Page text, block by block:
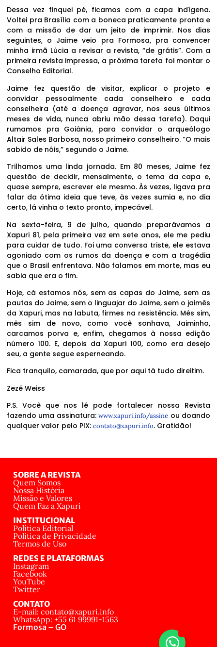
Dessa vez finquei pé, ficamos com a capa indígena.
Voltei pra Brasília com a boneca praticamente pronta e
com a missão de dar um jeito de imprimir. Nos dias
seguintes, o Jaime veio pra Formosa, pra convencer
minha irmã Lúcia a revisar a revista, “de grátis”. Com a
primeira revista impressa, a próxima tarefa foi montar o
Conselho Editorial.
Jaime fez questão de visitar, explicar o projeto e
convidar pessoalmente cada conselheiro e cada
conselheira (até a doença agravar, nos seus últimos
meses de vida, nunca abriu mão dessa tarefa). Daqui
rumamos pra Goiânia, para convidar o arqueólogo
Altair Sales Barbosa, nosso primeiro conselheiro. “O mais
sabido de nóis,” segundo o Jaime.
Trilhamos uma linda jornada. Em 80 meses, Jaime fez
questão de decidir, mensalmente, o tema da capa e,
quase sempre, escrever ele mesmo. Às vezes, ligava pra
falar da ótima ideia que teve, às vezes sumia e, no dia
certo, lá vinha o texto pronto, impecável.
Na sexta-feira, 9 de julho, quando preparávamos a
Xapuri 81, pela primeira vez em sete anos, ele me pediu
para cuidar de tudo. Foi uma conversa triste, ele estava
agoniado com os rumos da doença e com a tragédia
que o Brasil enfrentava. Não falamos em morte, mas eu
sabia que era o fim.
Hoje, cá estamos nós, sem as capas do Jaime, sem as
pautas do Jaime, sem o linguajar do Jaime, sem o jaimês
da Xapuri, mas na labuta, firmes na resistência. Mês sim,
mês sim de novo, como você sonhava, Jaiminho,
carcamos porva e, enfim, chegamos à nossa edição
número 100. E, depois da Xapuri 100, como era desejo
seu, a gente segue esperneando.
Fica tranquilo, camarada, que por aqui tá tudo direitim.
Zezé Weiss
P.S. Você que nos lê pode fortalecer nossa Revista
fazendo uma assinatura:www.xapuri.info/assine ou doando
qualquer valor pelo PIX: contato@xapuri.info. Gratidão!
SOBRE A REVISTA
Quem Somos
Nossa História
Missão e Valores
Quem Faz a Xapuri
INSTITUCIONAL
Política Editorial
Política de Privacidade
Termos de Uso
REDES E PLATAFORMAS
Instagram
Facebook
YouTube
Twitter
CONTATO
E-mail: contato@xapuri.info
WhatsApp: +55 61 99991-1563
Formosa – GO